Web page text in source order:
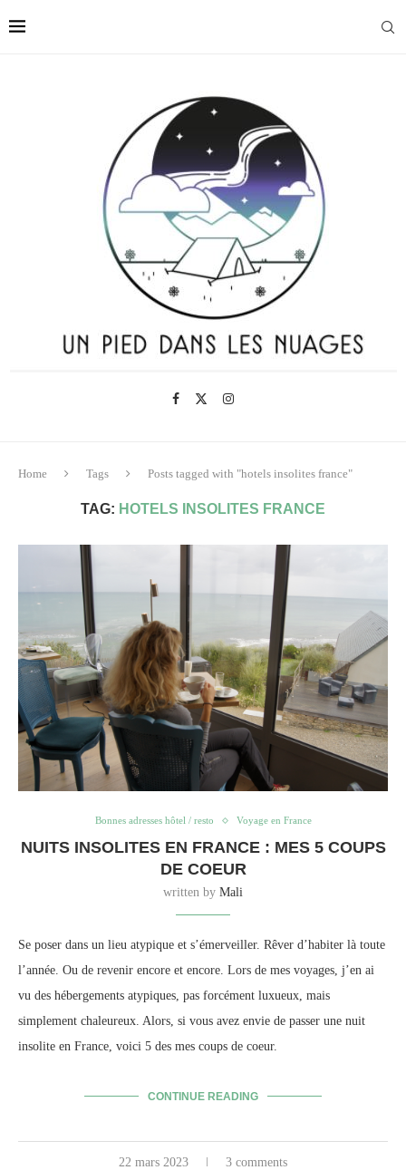
Home Tags Posts tagged with "hotels insolites france"
TAG: HOTELS INSOLITES FRANCE
Bonnes adresses hôtel / resto Voyage en France
NUITS INSOLITES EN FRANCE : MES 5 COUPS
DE COEUR
written by Mali
Se poser dans un lieu atypique et s’émerveiller. Rêver d’habiter là toute
l’année. Ou de revenir encore et encore. Lors de mes voyages, j’en ai
vu des hébergements atypiques, pas forcément luxueux, mais
simplement chaleureux. Alors, si vous avez envie de passer une nuit
insolite en France, voici 5 des mes coups de coeur.
CONTINUE READING
22 mars 2023 3 comments